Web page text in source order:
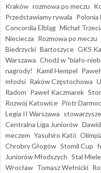
Kraków rozmowa po meczu
Przedstawiamy rywala Polonia
Concordia Elbląg Michał
Nieciecza Rozmowa po meczu
Biedrzycki Bartoszyce GKS
Warszawa Chodź w "biało-
nagrody!
Kamil Hempel
młodsi Raków Częstochowa
Radom Paweł Kaczmarek
Rozwój Katowice Piotr
Legia II Warszawa
Centralna Liga Juniorów
meczem Yasuhiro Katō
Chrobry Głogów Stomil Cup
Juniorów Młodszych Stal
Wrocław Tomasz Wełnicki